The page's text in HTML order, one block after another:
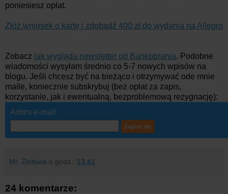
poniesiesz opłat.
Złóż wniosek o kartę i zdobądź 400 zł do wydania na Allegro
Zobacz jak wygląda newsletter od Bankobrania. Podobne
wiadomości wysyłam średnio co 5-7 nowych wpisów na
blogu. Jeśli chcesz być na bieżąco i otrzymywać ode mnie
maile, koniecznie subskrybuj (bez opłat za zapis,
korzystanie, jak i ewentualną, bezproblemową rezygnację):
Adres e-mail
Mr. Złotówa o godz.: 13:41
24 komentarze: